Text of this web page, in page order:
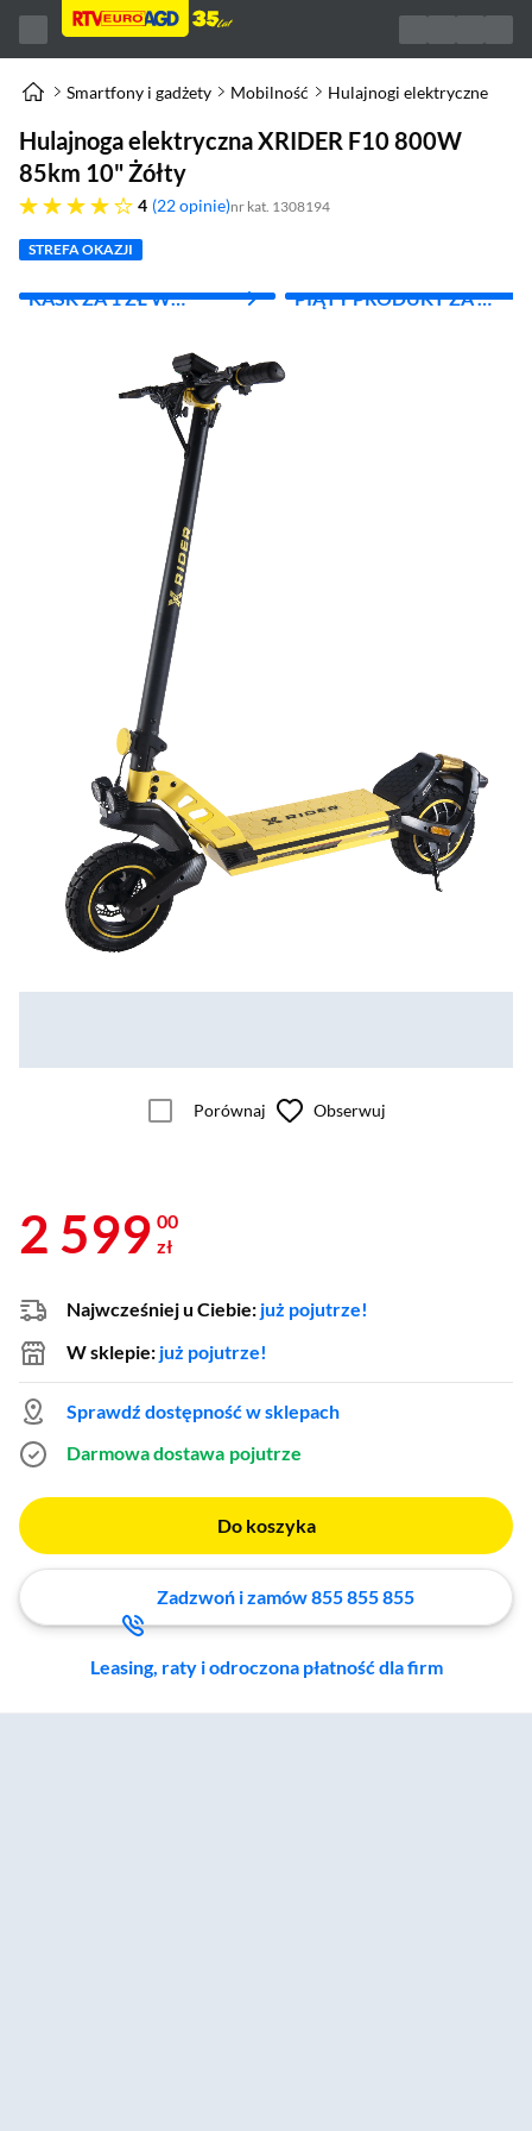
Smartfony i gadżety Mobilność Hulajnogi elektryczne
Hulajnoga elektryczna XRIDER F10 800W
85km 10" Żółty
4
cztery gwiazdki 22 opinie nr kat. 1308194
STREFA OKAZJI
KASK ZA 1 ZŁ W
PIĄTY PRODUKT ZA 1
Porównaj Obserwuj
2 599 00
zł
Najwcześniej u Ciebie: już pojutrze!
W sklepie: już pojutrze!
Sprawdź dostępność w sklepach
Darmowa dostawa pojutrze
Do koszyka
Zadzwoń i zamów 855 855 855
Leasing, raty i odroczona płatność dla firm